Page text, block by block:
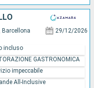
Barcellona 29/12/2026
incluso
GASTRONOMICA
impeccabile
All-Inclusive